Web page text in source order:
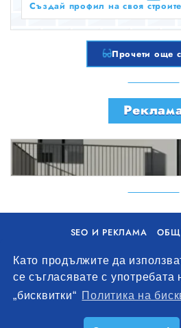
Като продължите да
се съгласявате с употребата
„бисквитки“ Политика на
Прочети още
SEO И РЕКЛАМА
Уолоу Интернешънъл ЕООД, гр.
+359 893 621
office@remontna-